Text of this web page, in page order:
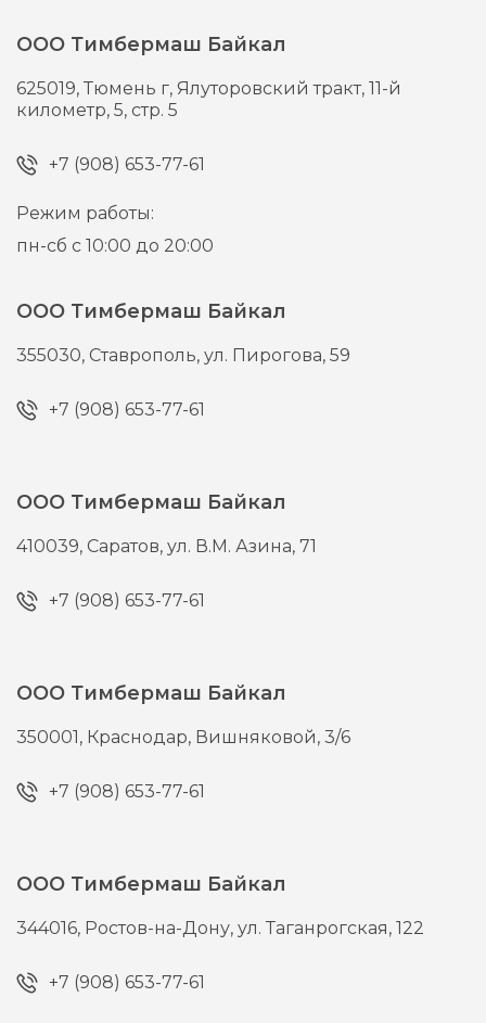
ООО Тимбермаш Байкал
625019,Тюмень г, Ялуторовский тракт, 11-й
километр, 5, стр. 5
+7 (908) 653-77-61
Режим работы:
пн-сб с 10:00 до 20:00
ООО Тимбермаш Байкал
355030, Ставрополь,ул. Пирогова, 59
+7 (908) 653-77-61
ООО Тимбермаш Байкал
410039, Саратов,ул. В.М. Азина, 71
+7 (908) 653-77-61
ООО Тимбермаш Байкал
350001, Краснодар, Вишняковой, 3/6
+7 (908) 653-77-61
ООО Тимбермаш Байкал
344016, Ростов-на-Дону,ул. Таганрогская, 122
+7 (908) 653-77-61